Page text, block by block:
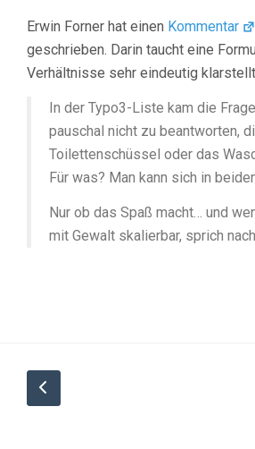
Erwin Forner hat einen Kommentar
geschrieben. Darin taucht eine
Verhältnisse sehr eindeutig
In der Typo3-Liste kam die
pauschal nicht zu beantworten,
Toilettenschüssel oder das
Für was? Man kann sich in
Nur ob das Spaß macht… und
mit Gewalt skalierbar, sprich
der